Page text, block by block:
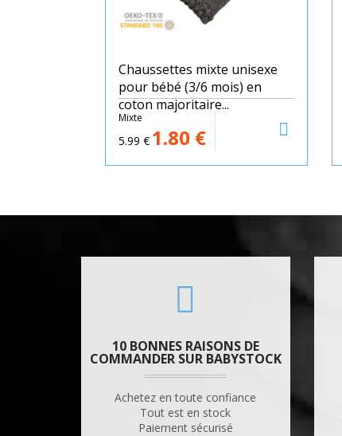
Chaussettes mixte unisexe
pour bébé (3/6 mois) en
coton majoritaire...
Mixte
5.99 € 1.80 €
10 BONNES RAISONS DE
COMMANDER SUR BABYSTOCK
Achetez en toute confiance
Tout est en stock
Paiement sécurisé